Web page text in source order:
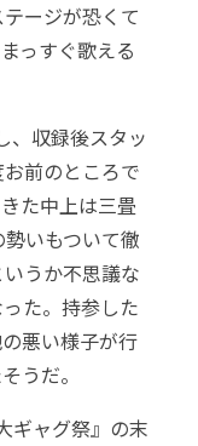
ージが恐くて
っすぐ歌える
、収録後スタッ
前のところで
た中上は三畳
いもついて徹
うか不思議な
た。持参した
悪い様子が行
うだ。
ギャグ祭』の末